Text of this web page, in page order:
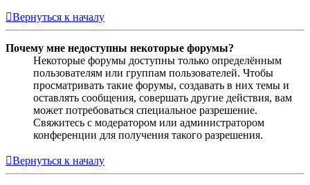
Вернуться к началу
Почему мне недоступны некоторые форумы?
Некоторые форумы доступны только определённым
пользователям или группам пользователей. Чтобы
просматривать такие форумы, создавать в них темы и
оставлять сообщения, совершать другие действия, вам
может потребоваться специальное разрешение.
Свяжитесь с модератором или администратором
конференции для получения такого разрешения.
Вернуться к началу